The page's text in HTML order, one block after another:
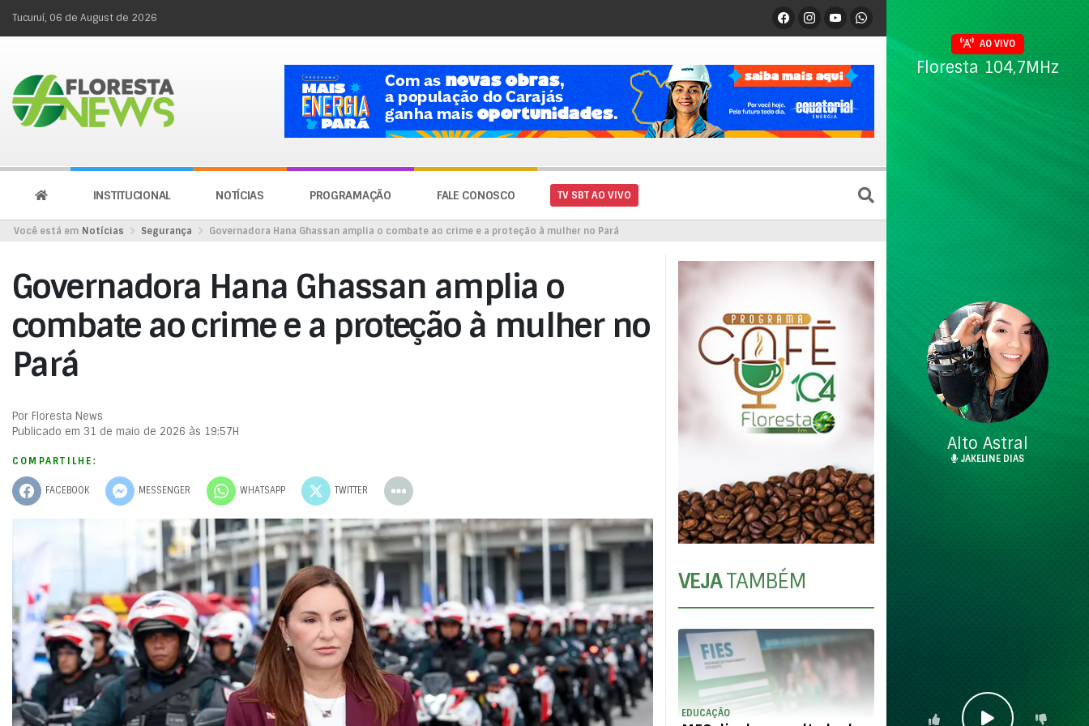
Tucuruí, 06 de August de 2026
INSTITUCIONAL NOTÍCIAS PROGRAMAÇÃO FALE CONOSCO TV SBT AO VIVO
Você está em Notícias Segurança Governadora Hana Ghassan amplia o combate ao crime e a proteção à mulher no Pará
Governadora Hana Ghassan amplia o
combate ao crime e a proteção à mulher no
Pará
Por Floresta News
Publicado em 31 de maio de 2026 às 19:57H
COMPARTILHE:
FACEBOOK MESSENGER WHATSAPP TWITTER
VEJATAMBÉM
EDUCAÇÃO
AO VIVO
Floresta 104,7MHz
Alto Astral
JAKELINE DIAS